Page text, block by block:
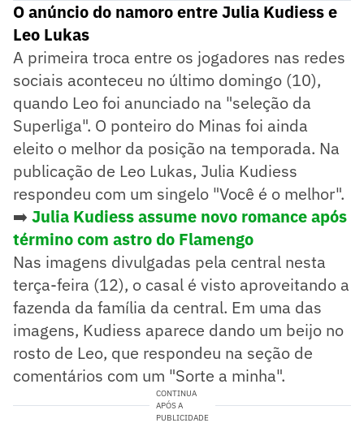
O anúncio do namoro entre Julia Kudiess e
Leo Lukas
A primeira troca entre os jogadores nas redes
sociais aconteceu no último domingo (10),
quando Leo foi anunciado na "seleção da
Superliga". O ponteiro do Minas foi ainda
eleito o melhor da posição na temporada. Na
publicação de Leo Lukas, Julia Kudiess
respondeu com um singelo "Você é o melhor".
➡️ Julia Kudiess assume novo romance após
término com astro do Flamengo
Nas imagens divulgadas pela central nesta
terça-feira (12), o casal é visto aproveitando a
fazenda da família da central. Em uma das
imagens, Kudiess aparece dando um beijo no
rosto de Leo, que respondeu na seção de
comentários com um "Sorte a minha".
CONTINUA
APÓS A
PUBLICIDADE